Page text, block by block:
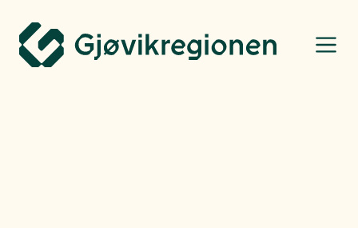
Gjøvikregionen Utvikling